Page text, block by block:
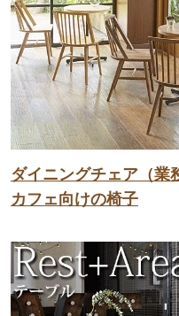
ダイニングチェア（業
カフェ向けの椅子